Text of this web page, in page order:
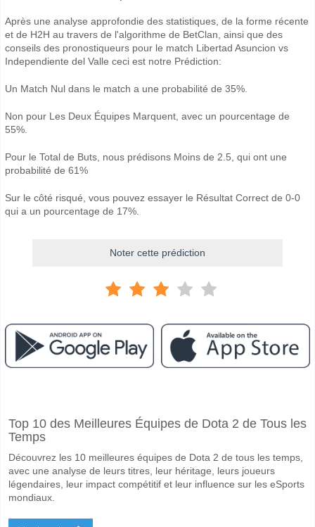
Après une analyse approfondie des statistiques, de la forme récente
et de H2H au travers de l'algorithme de BetClan, ainsi que des
conseils des pronostiqueurs pour le match Libertad Asuncion vs
Independiente del Valle ceci est notre Prédiction:
Un Match Nul dans le match a une probabilité de 35%.
Non pour Les Deux Équipes Marquent, avec un pourcentage de
55%.
Pour le Total de Buts, nous prédisons Moins de 2.5, qui ont une
probabilité de 61%
Sur le côté risqué, vous pouvez essayer le Résultat Correct de 0-0
qui a un pourcentage de 17%.
Noter cette prédiction
Le match entre Libertad Asuncion v Independiente del Valle 28 April
Un Match Nul dans le match a une probabilité de 35%.
Les deux équipes marqueront-elles dans le match
Non pour Les Deux Équipes Marquent, avec un pourcentage de 55%.
Top 10 des Meilleures Équipes de Dota 2 de Tous les
Temps
Découvrez les 10 meilleures équipes de Dota 2 de tous les temps,
avec une analyse de leurs titres, leur héritage, leurs joueurs
légendaires, leur impact compétitif et leur influence sur les eSports
mondiaux.